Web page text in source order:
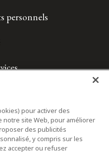
personnels
pour activer des
site Web, pour améliorer
des publicités
y compris sur les
accepter ou refuser